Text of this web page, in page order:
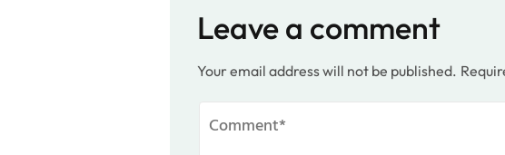
Leave a comment
Your email address will not be published.